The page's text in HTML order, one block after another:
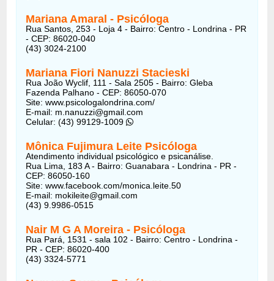
Mariana Amaral- Psicóloga
Rua Santos, 253 - Loja 4 - Bairro: Centro - Londrina - PR
- CEP: 86020-040
(43) 3024-2100
Mariana Fiori Nanuzzi Stacieski
Rua João Wyclif, 111 - Sala 2505 - Bairro: Gleba
Fazenda Palhano - CEP: 86050-070
Site: www.psicologalondrina.com/
E-mail: m.nanuzzi@gmail.com
Celular: (43) 99129-1009
Mônica Fujimura Leite Psicóloga
Atendimento individual psicológico e psicanálise.
Rua Lima, 183 A - Bairro: Guanabara - Londrina - PR -
CEP: 86050-160
Site: www.facebook.com/monica.leite.50
E-mail: mokileite@gmail.com
(43) 9.9986-0515
Nair M G A Moreira - Psicóloga
Rua Pará, 1531 - sala 102 - Bairro: Centro - Londrina -
PR - CEP: 86020-400
(43) 3324-5771